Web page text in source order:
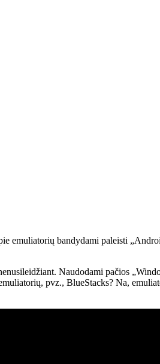
emuliatorių bandydami paleisti
Naudodami pačios
pvz., BlueStacks? Na,